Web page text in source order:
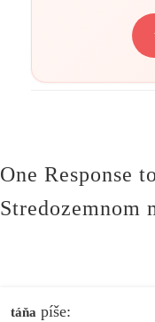
One Response
Stredozemnom
táňa píše: